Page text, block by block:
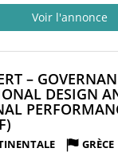
Voir l'annonce
–
DESIGN
FENÊTRE) GRÈCE